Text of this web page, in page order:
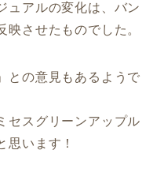
ュアルの変化は、バン
映させたものでした。
との意見もあるようで
セスグリーンアップル
思います！